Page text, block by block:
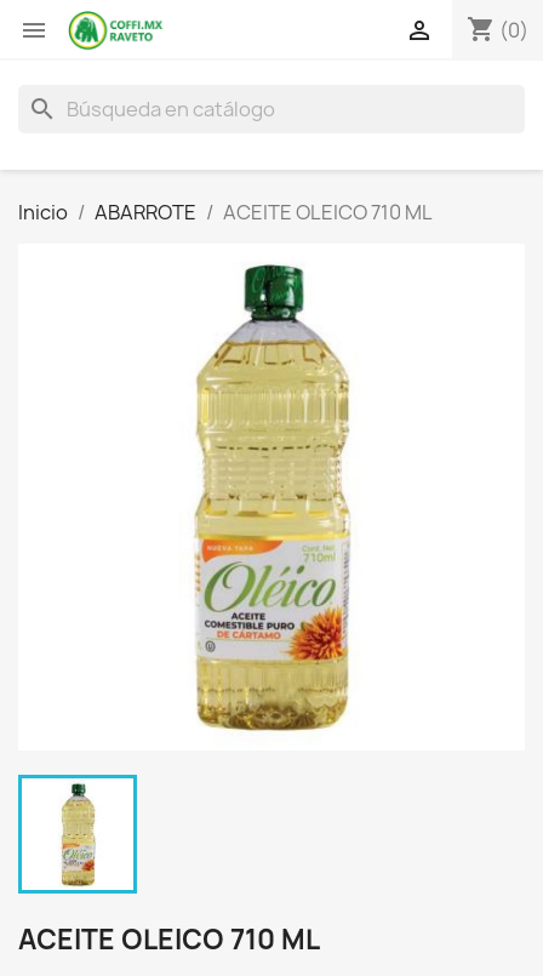
 shopping_cart (0)

search
Inicio ABARROTE ACEITE OLEICO 710 ML
ACEITE OLEICO 710 ML